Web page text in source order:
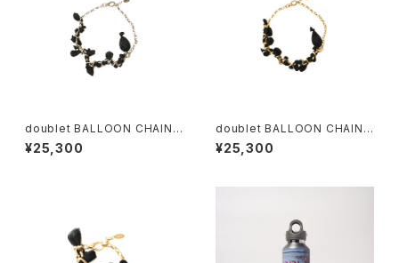
doublet BALLOON CHAIN
NECKLACE (Silver)
¥25,300
doublet BALLOON CHAIN
NECKLACE (Gold)
¥25,300